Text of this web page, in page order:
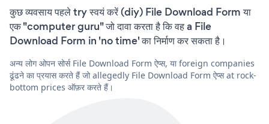
कुछ व्यवसाय पहले try स्वयं करें (diy) File Download Form या
एक "computer guru" जो दावा करता है कि वह a File
Download Form in 'no time' का निर्माण कर सकता है।
अन्य लोग ओपन सोर्स File Download Form ऐप्स, या foreign companies
ढूंढने का प्रयास करते हैं जो allegedly File Download Form ऐप्स at rock-
bottom prices ऑफ़र करते हैं।